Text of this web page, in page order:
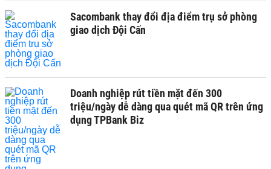
Sacombank thay đổi địa điểm trụ sở phòng
giao dịch Đội Cấn
Doanh nghiệp rút tiền mặt đến 300
triệu/ngày dễ dàng qua quét mã QR trên ứng
dụng TPBank Biz